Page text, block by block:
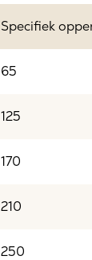
Specifiek
65
125
170
210
250